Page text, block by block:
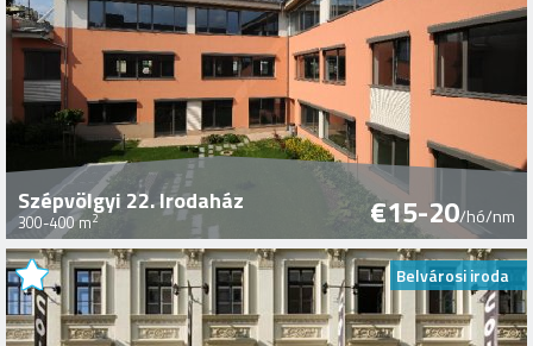
Szépvölgyi 22. Irodaház
300-400 m2 €15-20/hó/nm
Belvárosi iroda